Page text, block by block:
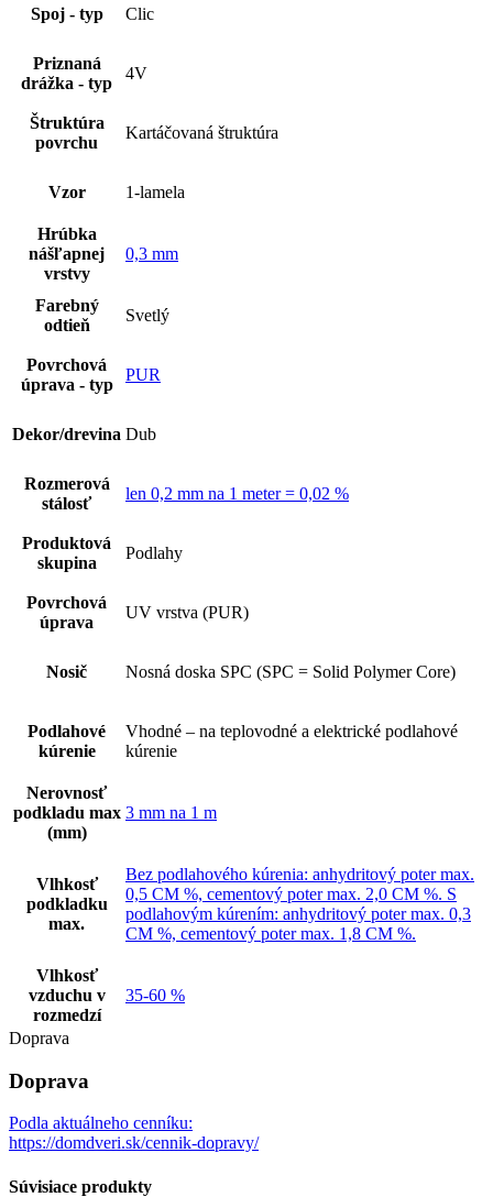
Spoj - typ Clic
Priznaná
drážka - typ
4V
Štruktúra
povrchu
Kartáčovaná štruktúra
Vzor 1-lamela
Hrúbka
nášľapnej
vrstvy
0,3 mm
Farebný
odtieň
Svetlý
Povrchová
úprava - typ
PUR
Dekor/drevina Dub
Rozmerová
stálosť
len 0,2 mm na 1 meter = 0,02 %
Produktová
skupina
Podlahy
Povrchová
úprava
UV vrstva (PUR)
Nosič Nosná doska SPC (SPC = Solid Polymer Core)
Podlahové
kúrenie
Vhodné – na teplovodné a elektrické podlahové
kúrenie
Nerovnosť
podkladu max
(mm)
3 mm na 1 m
Vlhkosť
podkladku
max.
Bez podlahového kúrenia: anhydritový poter max.
0,5 CM %, cementový poter max. 2,0 CM %. S
podlahovým kúrením: anhydritový poter max. 0,3
CM %, cementový poter max. 1,8 CM %.
Vlhkosť
vzduchu v
rozmedzí
35-60 %
Doprava
Doprava
Podla aktuálneho cenníku:
https://domdveri.sk/cennik-dopravy/
Súvisiace produkty